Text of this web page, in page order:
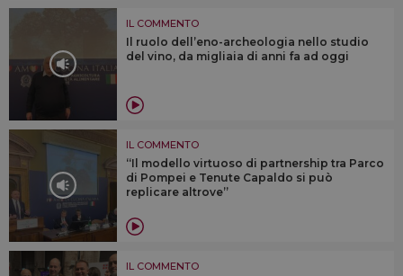
IL COMMENTO
Il ruolo dell’eno-archeologia nello studio
del vino, da migliaia di anni fa ad oggi
IL COMMENTO
“Il modello virtuoso di partnership tra Parco
di Pompei e Tenute Capaldo si può
replicare altrove”
IL COMMENTO